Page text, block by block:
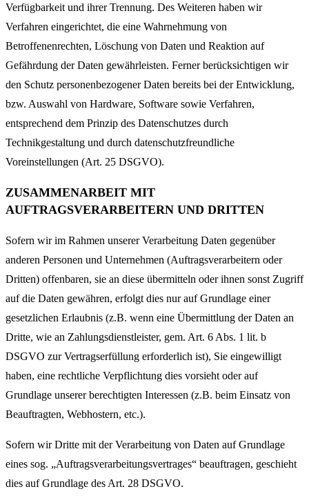
Verfügbarkeit und ihrer Trennung. Des Weiteren haben wir
Verfahren eingerichtet, die eine Wahrnehmung von
Betroffenenrechten, Löschung von Daten und Reaktion auf
Gefährdung der Daten gewährleisten. Ferner berücksichtigen wir
den Schutz personenbezogener Daten bereits bei der Entwicklung,
bzw. Auswahl von Hardware, Software sowie Verfahren,
entsprechend dem Prinzip des Datenschutzes durch
Technikgestaltung und durch datenschutzfreundliche
Voreinstellungen (Art. 25 DSGVO).
ZUSAMMENARBEIT MIT
AUFTRAGSVERARBEITERN UND DRITTEN
Sofern wir im Rahmen unserer Verarbeitung Daten gegenüber
anderen Personen und Unternehmen (Auftragsverarbeitern oder
Dritten) offenbaren, sie an diese übermitteln oder ihnen sonst Zugriff
auf die Daten gewähren, erfolgt dies nur auf Grundlage einer
gesetzlichen Erlaubnis (z.B. wenn eine Übermittlung der Daten an
Dritte, wie an Zahlungsdienstleister, gem. Art. 6 Abs. 1 lit. b
DSGVO zur Vertragserfüllung erforderlich ist), Sie eingewilligt
haben, eine rechtliche Verpflichtung dies vorsieht oder auf
Grundlage unserer berechtigten Interessen (z.B. beim Einsatz von
Beauftragten, Webhostern, etc.).
Sofern wir Dritte mit der Verarbeitung von Daten auf Grundlage
eines sog. „Auftragsverarbeitungsvertrages“ beauftragen, geschieht
dies auf Grundlage des Art. 28 DSGVO.